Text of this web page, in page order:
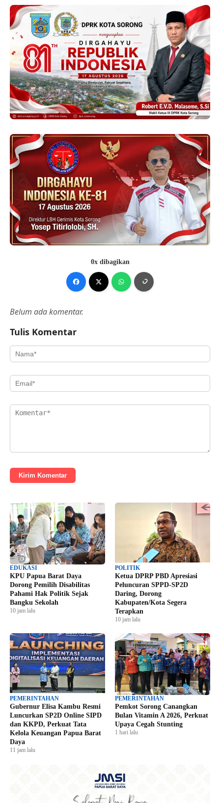
0x dibagikan
Belum ada komentar.
Tulis Komentar
Kirim Komentar
EDUKASI
KPU Papua Barat Daya
Dorong Pemilih Disabilitas
Pahami Hak Politik Sejak
Bangku Sekolah
10 jam lalu
POLITIK
Ketua DPRP PBD Apresiasi
Peluncuran SPPD-SP2D
Daring, Dorong
Kabupaten/Kota Segera
Terapkan
10 jam lalu
PEMERINTAHAN
Gubernur Elisa Kambu Resmi
Luncurkan SP2D Online SIPD
dan KKPD, Perkuat Tata
Kelola Keuangan Papua Barat
Daya
11 jam lalu
PEMERINTAHAN
Pemkot Sorong Canangkan
Bulan Vitamin A 2026, Perkuat
Upaya Cegah Stunting
1 hari lalu